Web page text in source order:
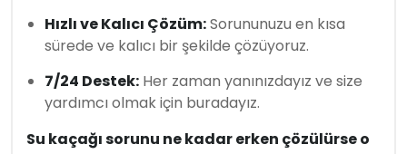
Hızlı ve Kalıcı Çözüm:Sorununuzu en kısa
sürede ve kalıcı bir şekilde çözüyoruz.
7/24 Destek: Her zaman yanınızdayız ve size
yardımcı olmak için buradayız.
Su kaçağı sorunu ne kadar erken çözülürse o